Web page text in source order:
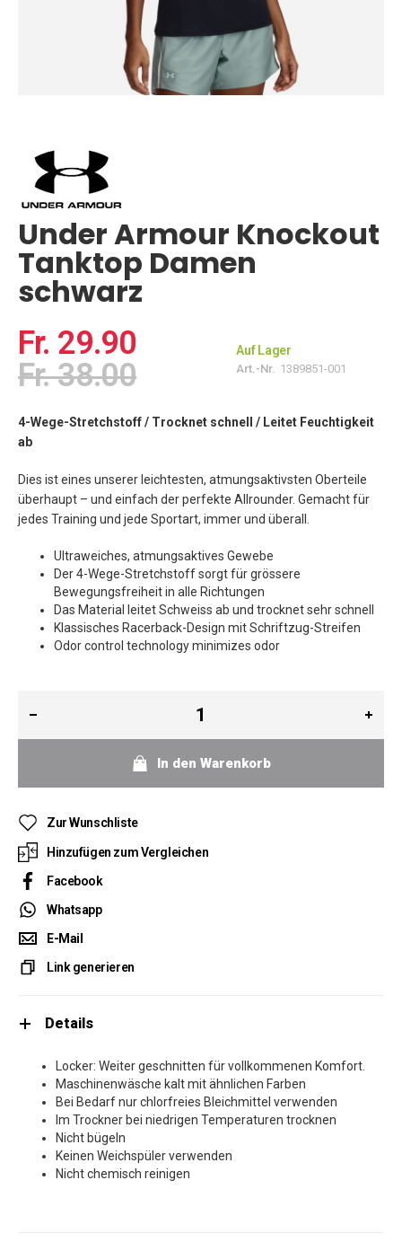
Bildgalerie
springen
Under Armour Knockout
Tanktop Damen
schwarz
Fr. 29.90
Fr. 38.00
Auf Lager
Art.-Nr. 1389851-001
4-Wege-Stretchstoff / Trocknet schnell / Leitet Feuchtigkeit
ab
Dies ist eines unserer leichtesten, atmungsaktivsten Oberteile
überhaupt – und einfach der perfekte Allrounder. Gemacht für
jedes Training und jede Sportart, immer und überall.
Ultraweiches, atmungsaktives Gewebe
Der 4-Wege-Stretchstoff sorgt für grössere
Bewegungsfreiheit in alle Richtungen
Das Material leitet Schweiss ab und trocknet sehr schnell
Klassisches Racerback-Design mit Schriftzug-Streifen
Odor control technology minimizes odor
In den Warenkorb
Zur Wunschliste
Hinzufügen zum Vergleichen
Facebook
Whatsapp
E-Mail
Link generieren
Details
Locker: Weiter geschnitten für vollkommenen Komfort.
Maschinenwäsche kalt mit ähnlichen Farben
Bei Bedarf nur chlorfreies Bleichmittel verwenden
Im Trockner bei niedrigen Temperaturen trocknen
Nicht bügeln
Keinen Weichspüler verwenden
Nicht chemisch reinigen